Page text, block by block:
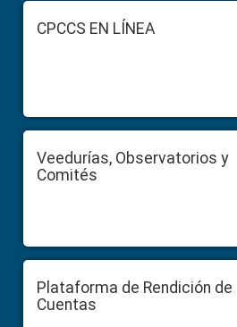
Sidebar
FooterCPCCS EN LÍNEA
Veedurías, Observatorios y
Comités
Plataforma de Rendición de
Cuentas